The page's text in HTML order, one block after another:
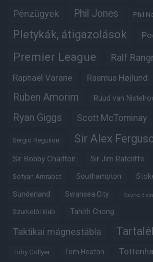
Pénzügyek Phil Jones Phil
Pletykák, átigazolások
Premier League Ralf
Raphaël Varane Rasmus Højlund
Ruben Amorim Ruud van
Ryan Giggs Scott McTominay
Sergio Reguilon Sir Alex
Sir Bobby Charlton Sir Jim Ratcliffe
Sofyan Amrabat Southampton
Sunderland Swansea City Szurkoló
Szurkolói klub Tahith Chong
Taktikai mágnestábla
Toby Collyer Tom Heaton